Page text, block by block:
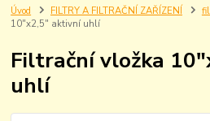
Úvod FILTRY A FILTRAČNÍ ZAŘÍZENÍ
10"x2,5" aktivní uhlí
Filtrační vložka
uhlí